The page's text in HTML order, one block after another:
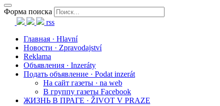
Форма поиска
rss
Главная · Hlavní
Новости · Zpravodajství
Reklama
Объявления · Inzeráty
Подать объявление · Podat inzerát
На сайт газеты · na web
В группу газеты Facebook
ЖИЗНЬ В ПРАГЕ · ŽIVOT V PRAZE